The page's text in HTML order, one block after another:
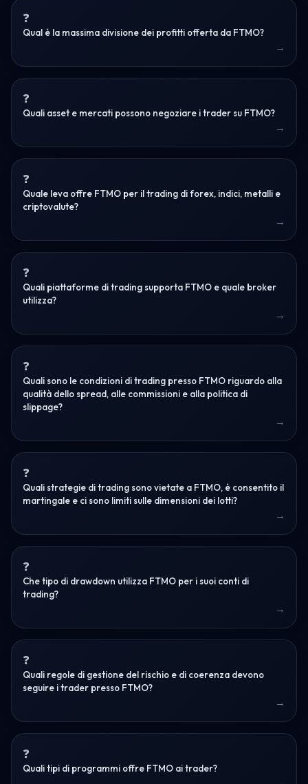
Qual è la massima divisione dei profitti offerta da FTMO?
Quali asset e mercati possono negoziare i trader su FTMO?
Quale leva offre FTMO per il trading di forex, indici, metalli e
criptovalute?
Quali piattaforme di trading supporta FTMO e quale broker
utilizza?
Quali sono le condizioni di trading presso FTMO riguardo alla
qualità dello spread, alle commissioni e alla politica di
slippage?
Quali strategie di trading sono vietate a FTMO, è consentito il
martingale e ci sono limiti sulle dimensioni dei lotti?
Che tipo di drawdown utilizza FTMO per i suoi conti di
trading?
Quali regole di gestione del rischio e di coerenza devono
seguire i trader presso FTMO?
Quali tipi di programmi offre FTMO ai trader?